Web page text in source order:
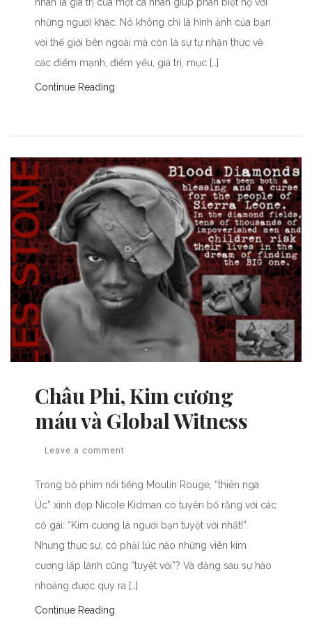
những người khác. Nó không chỉ là hình ảnh của bạn
với thế giới bên ngoài mà còn là sự tự nhận thức về
các điểm mạnh, điểm yếu, giá trị, mục […]
Continue Reading
Châu Phi, Kim cương
máu và Global Witness
Leave a comment
Trong bộ phim nổi tiếng Moulin Rouge, “thiên nga
Úc” xinh đẹp Nicole Kidman có tuyên bố rằng với các
cô gái: “Kim cương là người bạn tuyệt vời nhất!”.
Nhưng thực sự, có phải lúc nào những viên kim
cương lấp lánh cũng “tuyệt vời”? Và đằng sau sự hào
nhoáng được quy ra […]
Continue Reading